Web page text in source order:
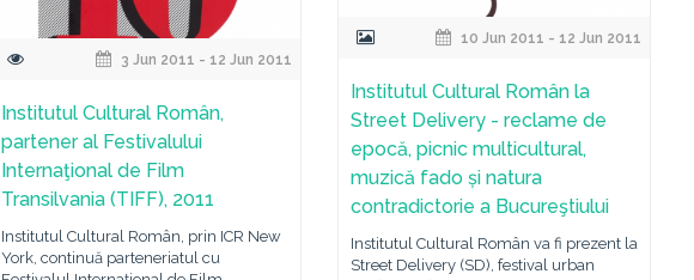
10 Jun 2011 - 12 Jun 2011
Institutul Cultural Român la
Street Delivery - reclame de
epocă, picnic multicultural,
muzică fado și natura
contradictorie a Bucureştiului
Institutul Cultural Român va fi prezent la
Street Delivery (SD), festival urban
3 Jun 2011 - 12 Jun 2011
Institutul Cultural Român,
partener al Festivalului
Internaţional de Film
Transilvania (TIFF), 2011
Institutul Cultural Român, prin ICR New
York, continuă parteneriatul cu